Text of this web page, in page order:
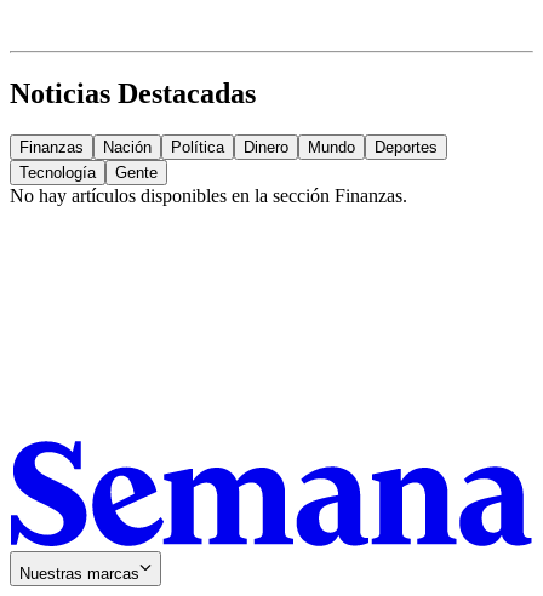
Noticias Destacadas
Finanzas Nación Política Dinero Mundo
Deportes
Tecnología
Gente
No hay artículos disponibles en la sección Finanzas.
Nuestras marcas